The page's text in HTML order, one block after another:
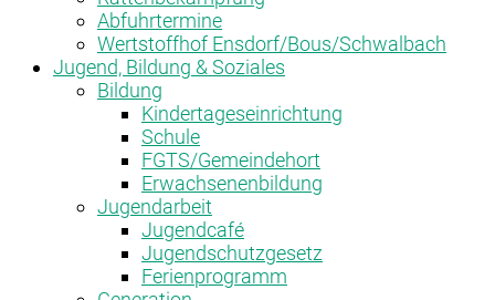
Abfuhrtermine
Wertstoffhof Ensdorf/Bous/Schwalbach
Jugend, Bildung & Soziales
Bildung
Kindertageseinrichtung
Schule
FGTS/Gemeindehort
Erwachsenenbildung
Jugendarbeit
Jugendcafé
Jugendschutzgesetz
Ferienprogramm